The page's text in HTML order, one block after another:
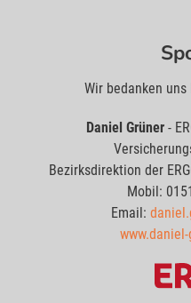
Wir bedanken
Daniel Grüner-
Bezirksdirektion der
Mobil:
Email: